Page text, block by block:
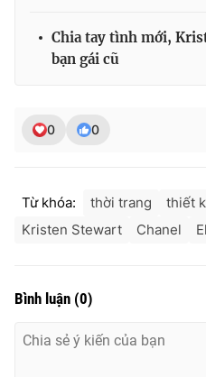
Ðiện thoại Thời báo VTV:
toasoan@vtv.vn
® Cấm sao chép dưới mọi hình
Chia tay tình mới,
bạn gái cũ
0 0
Từ khóa: thời trang thiết
Kristen Stewart
Chanel
Bình luận (0)